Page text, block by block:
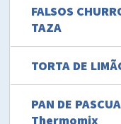
FALSOS
TAZA
TORTA DE
PAN DE
Thermomix